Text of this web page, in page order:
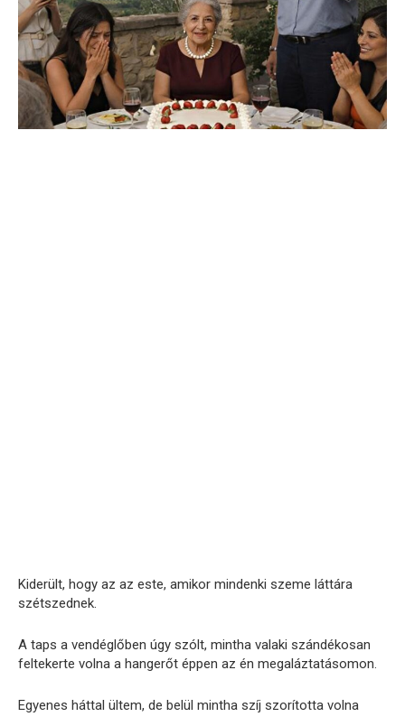
Kiderült, hogy az az este, amikor mindenki szeme láttára
szétszednek.
A taps a vendéglőben úgy szólt, mintha valaki szándékosan
feltekerte volna a hangerőt éppen az én megaláztatásomon.
Egyenes háttal ültem, de belül mintha szíj szorította volna